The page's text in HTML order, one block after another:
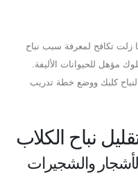
زلت تكافح لمعرفة سبب نباح
للحيوانات الأليفة.
كلبك ووضع خطة تدريب
نباح الكلاب
والشجيرات